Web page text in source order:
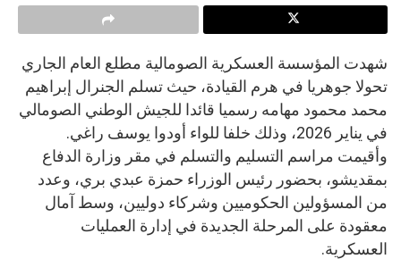
شهدت المؤسسة العسكرية الصومالية مطلع العام الجاري
تحولا جوهريا في هرم القيادة، حيث تسلم الجنرال إبراهيم
محمد محمود مهامه رسميا قائدا للجيش الوطني الصومالي
في يناير 2026، وذلك خلفا للواء أودوا يوسف راغي.
وأقيمت مراسم التسليم والتسلم في مقر وزارة الدفاع
بمقديشو، بحضور رئيس الوزراء حمزة عبدي بري، وعدد
من المسؤولين الحكوميين وشركاء دوليين، وسط آمال
معقودة على المرحلة الجديدة في إدارة العمليات
العسكرية.